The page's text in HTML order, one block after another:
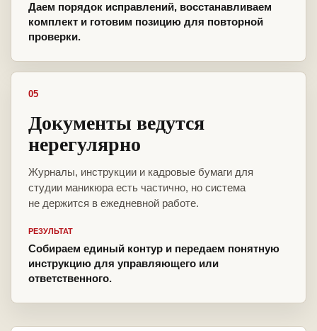
Даем порядок исправлений, восстанавливаем
комплект и готовим позицию для повторной
проверки.
05
Документы ведутся
нерегулярно
Журналы, инструкции и кадровые бумаги для
студии маникюра есть частично, но система
не держится в ежедневной работе.
РЕЗУЛЬТАТ
Собираем единый контур и передаем понятную
инструкцию для управляющего или
ответственного.